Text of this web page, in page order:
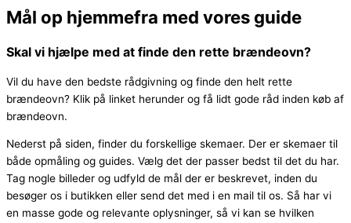
Mål op hjemmefra med vores guide
Skal vi hjælpe med at finde den rette brændeovn?
Vil du have den bedste rådgivning og finde den helt rette
brændeovn? Klik på linket herunder og få lidt gode råd inden køb af
brændeovn.
Nederst på siden, finder du forskellige skemaer. Der er skemaer til
både opmåling og guides. Vælg det der passer bedst til det du har.
Tag nogle billeder og udfyld de mål der er beskrevet, inden du
besøger os i butikken eller send det med i en mail til os. Så har vi
en masse gode og relevante oplysninger, så vi kan se hvilken